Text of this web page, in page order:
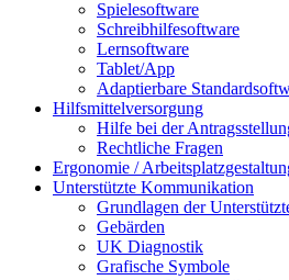
Spielesoftware
Schreibhilfesoftware
Lernsoftware
Tablet/App
Adaptierbare
Hilfsmittelversorgung
Hilfe bei der
Rechtliche Fragen
Ergonomie /
Unterstützte Kommunikation
Grundlagen der
Gebärden
UK Diagnostik
Grafische Symbole